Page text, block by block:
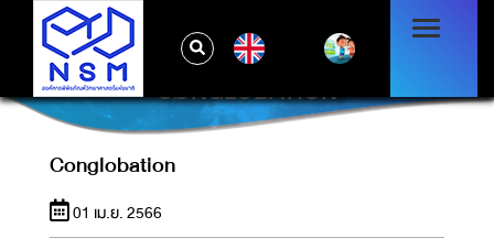
CONGLOBATION
Conglobation
01 เม.ย. 2566